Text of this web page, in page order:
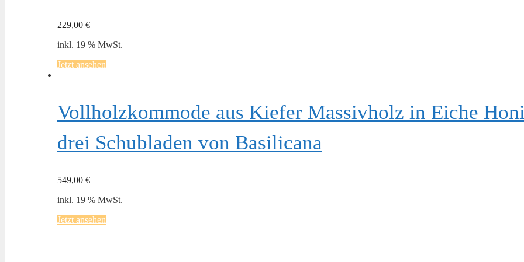
229,00 €
inkl. 19 % MwSt.
Jetzt ansehen
Vollholzkommode aus Kiefer Massivholz in Eiche
drei Schubladen von Basilicana
549,00 €
inkl. 19 % MwSt.
Jetzt ansehen